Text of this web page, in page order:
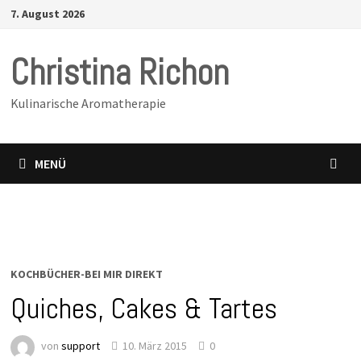
Zurück
Inhalt
7. August 2026
Christina Richon
Kulinarische Aromatherapie
MENÜ
KOCHBÜCHER-BEI MIR DIREKT
Quiches, Cakes & Tartes
von support 10. März 2015 0